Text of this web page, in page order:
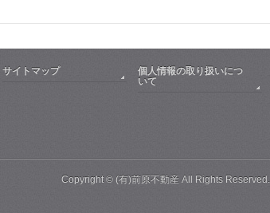
サイトマップ
個人情報の取り扱いにつ
いて
Copyright © (有)前原不動産 All Rights Reserved.